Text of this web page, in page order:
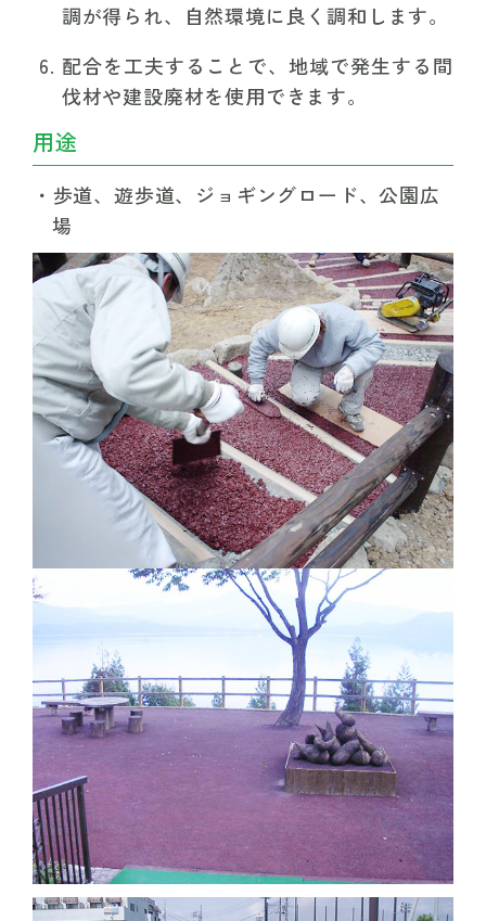
調が得られ、自然環境に良く調和します。
配合を工夫することで、地域で発生する間
伐材や建設廃材を使用できます。
用途
歩道、遊歩道、ジョギングロード、公園広
場